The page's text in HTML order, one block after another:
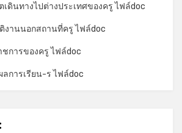
ดินทางไปต่างประเทศของครู ไฟล์doc
านนอกสถานที่ครู ไฟล์doc
การของครู ไฟล์doc
การเรียน-ร ไฟล์doc